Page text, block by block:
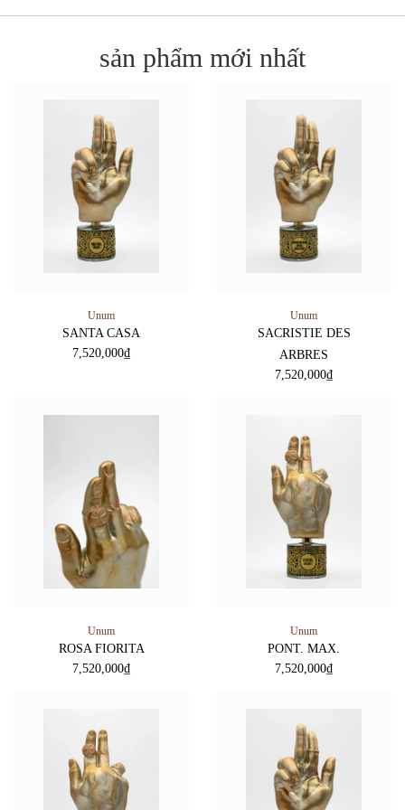
sản phẩm mới nhất
Unum
SANTA CASA
7,520,000₫
Unum
SACRISTIE DES
ARBRES
7,520,000₫
Unum
ROSA FIORITA
7,520,000₫
Unum
PONT. MAX.
7,520,000₫